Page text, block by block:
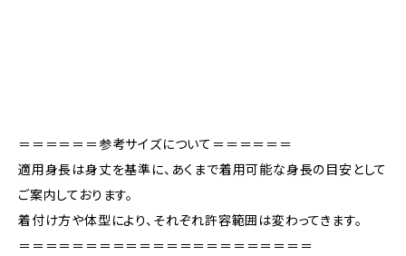
＝＝＝＝＝＝参考サイズについて＝＝＝＝＝＝
適用身長は身丈を基準に、あくまで着用可能な身長の目安として
ご案内しております。
着付け方や体型により、それぞれ許容範囲は変わってきます。
＝＝＝＝＝＝＝＝＝＝＝＝＝＝＝＝＝＝＝＝＝＝